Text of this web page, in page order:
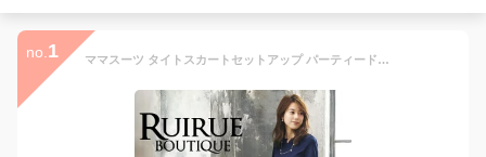
no. 1 ママスーツ タイトスカートセットアップ パーティードレス 結婚式 フォーマル セレモニー 七五三 お宮参り 入学式 卒業式 きれいめ 上品 50代 40代 30代 ミセス レディース 春秋 親族 母親 服装 女性 オフィスカジュアル 通勤 即日発送 プレゼント ギフト